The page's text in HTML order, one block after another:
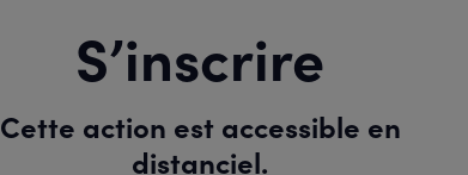
S’inscrire
Cette action est accessible en
distanciel.